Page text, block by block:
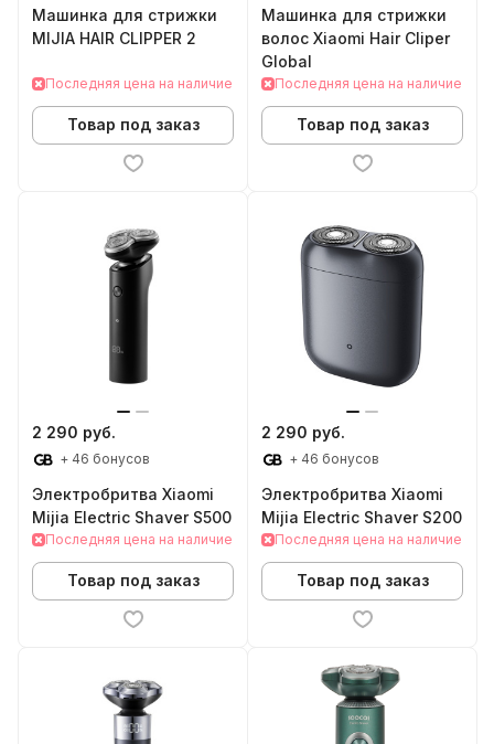
Машинка для стрижки
MIJIA HAIR CLIPPER 2
Последняя цена на наличие
Товар под заказ
Машинка для стрижки
волос Xiaomi Hair Cliper
Global
Последняя цена на наличие
Товар под заказ
2 290 руб.
+ 46 бонусов
Электробритва Xiaomi
Mijia Electric Shaver S500
Последняя цена на наличие
Товар под заказ
2 290 руб.
+ 46 бонусов
Электробритва Xiaomi
Mijia Electric Shaver S200
Последняя цена на наличие
Товар под заказ